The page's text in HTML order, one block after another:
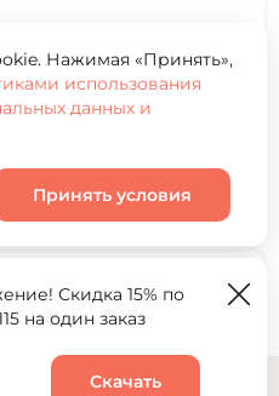
Pizza.ru:
111.
2а.
парк, ул. Марины
ул. Тихая 106А
Нажимая «Принять»,
использования
данных и
Принять условия
Скидка 15% по
на один заказ
Скачать